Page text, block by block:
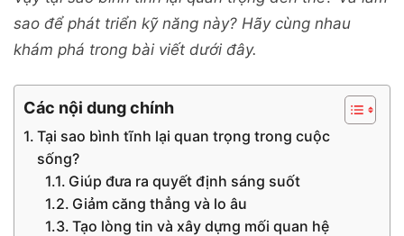
sao để phát triển kỹ năng này? Hãy cùng nhau
khám phá trong bài viết dưới đây.
Các nội dung chính
Tại sao bình tĩnh lại quan trọng trong cuộc
sống?
Giúp đưa ra quyết định sáng suốt
Giảm căng thẳng và lo âu
Tạo lòng tin và xây dựng mối quan hệ